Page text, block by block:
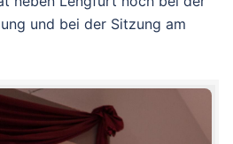
und bei der Sitzung am